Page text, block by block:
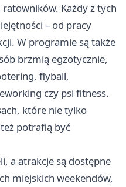
Każdy z tych
– od pracy
W programie są także
brzmią egzotycznie,
flyball,
czy psi fitness.
które nie tylko
potrafią być
a atrakcje są dostępne
miejskich weekendów,